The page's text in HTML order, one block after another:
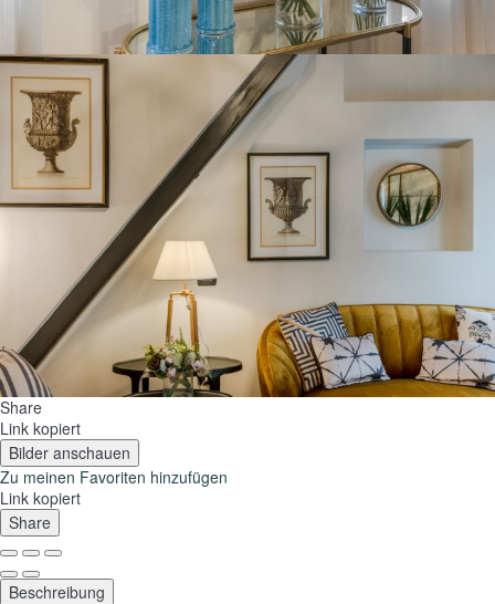
Share
Link kopiert
Bilder anschauen
Zu meinen Favoriten hinzufügen
Link kopiert
Share
Beschreibung